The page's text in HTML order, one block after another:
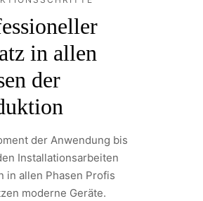
in allen
der
der Anwendung bis
Installationsarbeiten
in allen Phasen Profis
moderne Geräte.